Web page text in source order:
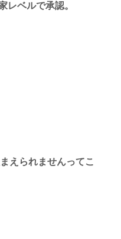
レベルで承認。
えられませんってこ